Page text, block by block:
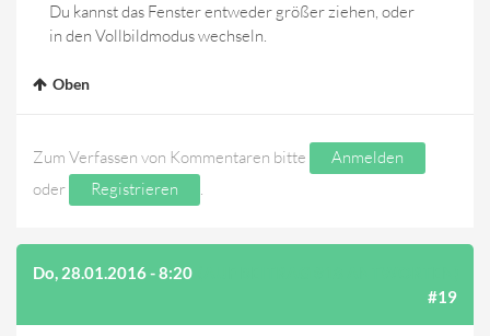
Du kannst das Fenster entweder größer ziehen, oder
in den Vollbildmodus wechseln.
Oben
Zum Verfassen von Kommentaren bitte
Anmelden
oder
Registrieren .
Do, 28.01.2016 - 8:20
#19